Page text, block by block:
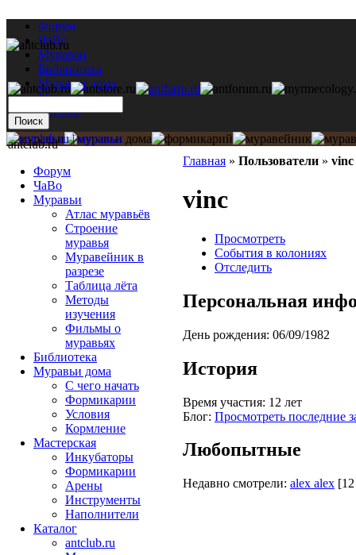
Форум
ЧаВо
Муравьи
Библиотека
Муравьи дома
Мастерская
Каталог
Главная » Пользователи » vinc
vinc
Просмотреть
События в колониях
Отследить
Персональная
День рождения: 06/09/1982
История
Время участия: 12 лет
Блог: Просмотреть последние
Любопытные
Недавно смотрели: alex alex
antclub.ru
Форум
ЧаВо
Муравьи
Атлас муравьёв
Строение
муравья
Муравейник в
разрезе
Таблица лёта
Методы
изучения
Фильмы о
муравьях
Библиотека
Муравьи дома
С чего начать
Формикарии
Условия
Кормление
Мастерская
Инкубаторы
Формикарии
Арены
Инструменты
Наполнители
Каталог
antclub.ru